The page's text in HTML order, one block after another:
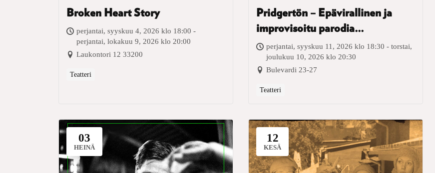
Broken Heart Story
perjantai, syyskuu 4, 2026 klo 18:00 -
perjantai, lokakuu 9, 2026 klo 20:00
Laukontori 12 33200
Teatteri
Pridgertön – Epävirallinen ja
improvisoitu parodia
suoratoistohitistä
perjantai, syyskuu 11, 2026 klo 18:30 - torstai,
joulukuu 10, 2026 klo 20:30
Bulevardi 23-27
Teatteri
03
HEINÄ
12
KESÄ